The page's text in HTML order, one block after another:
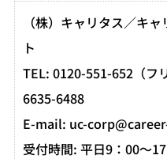
（株）キャリタス／キ
ト
TEL: 0120-551-652（フ
6635-6488
E-mail: uc-
受付時間: 平日9：00～